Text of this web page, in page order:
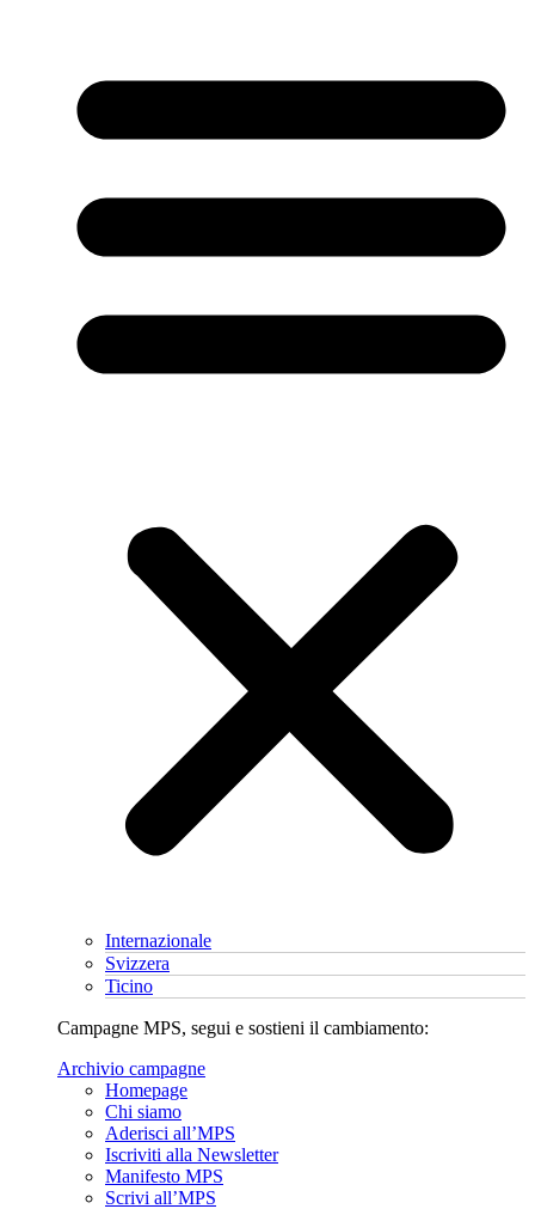
Internazionale
Svizzera
Ticino
Campagne MPS, segui e sostieni il cambiamento:
Archivio campagne
Homepage
Chi siamo
Aderisci all’MPS
Iscriviti alla Newsletter
Manifesto MPS
Scrivi all’MPS